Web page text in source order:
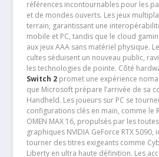
références incontournables pour les
et de mondes ouverts. Les jeux
terrain, garantissant une
mobile et PC, tandis que le cloud
aux jeux AAA sans matériel physique.
cultes séduisent un nouveau public,
les technologies de pointe. Côté
Switch 2promet une expérience
que Microsoft prépare l’arrivée de sa
Handheld. Les joueurs sur PC se
configurations clés en main, comme le
OMEN MAX 16, propulsés par les
graphiques NVIDIA GeForce RTX
tourner des titres exigeants comme
Liberty en ultra haute définition. Les